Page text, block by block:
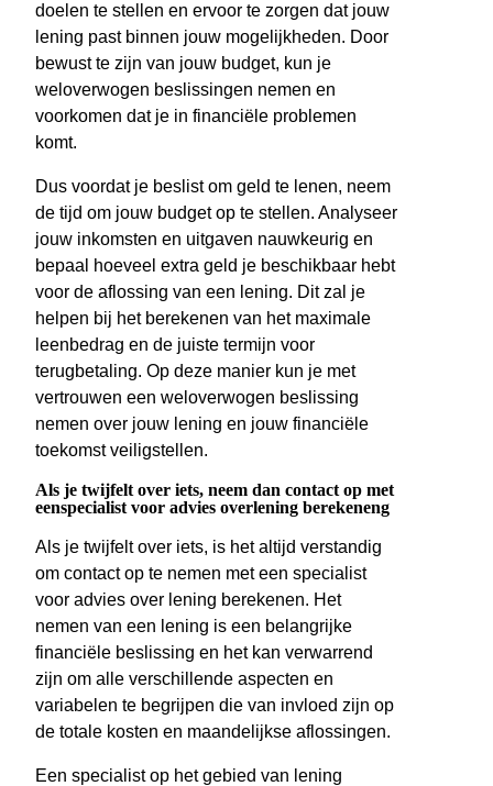
doelen te stellen en ervoor te zorgen dat jouw
lening past binnen jouw mogelijkheden. Door
bewust te zijn van jouw budget, kun je
weloverwogen beslissingen nemen en
voorkomen dat je in financiële problemen
komt.
Dus voordat je beslist om geld te lenen, neem
de tijd om jouw budget op te stellen. Analyseer
jouw inkomsten en uitgaven nauwkeurig en
bepaal hoeveel extra geld je beschikbaar hebt
voor de aflossing van een lening. Dit zal je
helpen bij het berekenen van het maximale
leenbedrag en de juiste termijn voor
terugbetaling. Op deze manier kun je met
vertrouwen een weloverwogen beslissing
nemen over jouw lening en jouw financiële
toekomst veiligstellen.
Als je twijfelt over iets, neem dan contact op met
eenspecialist voor advies overlening berekeneng
Als je twijfelt over iets, is het altijd verstandig
om contact op te nemen met een specialist
voor advies over lening berekenen. Het
nemen van een lening is een belangrijke
financiële beslissing en het kan verwarrend
zijn om alle verschillende aspecten en
variabelen te begrijpen die van invloed zijn op
de totale kosten en maandelijkse aflossingen.
Een specialist op het gebied van lening